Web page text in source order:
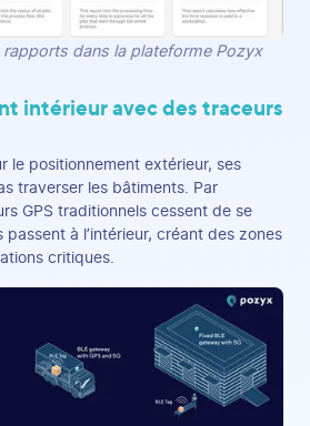
dans la plateforme Pozyx
intérieur avec des traceurs
le positionnement extérieur, ses
traverser les bâtiments. Par
GPS traditionnels cessent de se
passent à l’intérieur, créant des zones
critiques.